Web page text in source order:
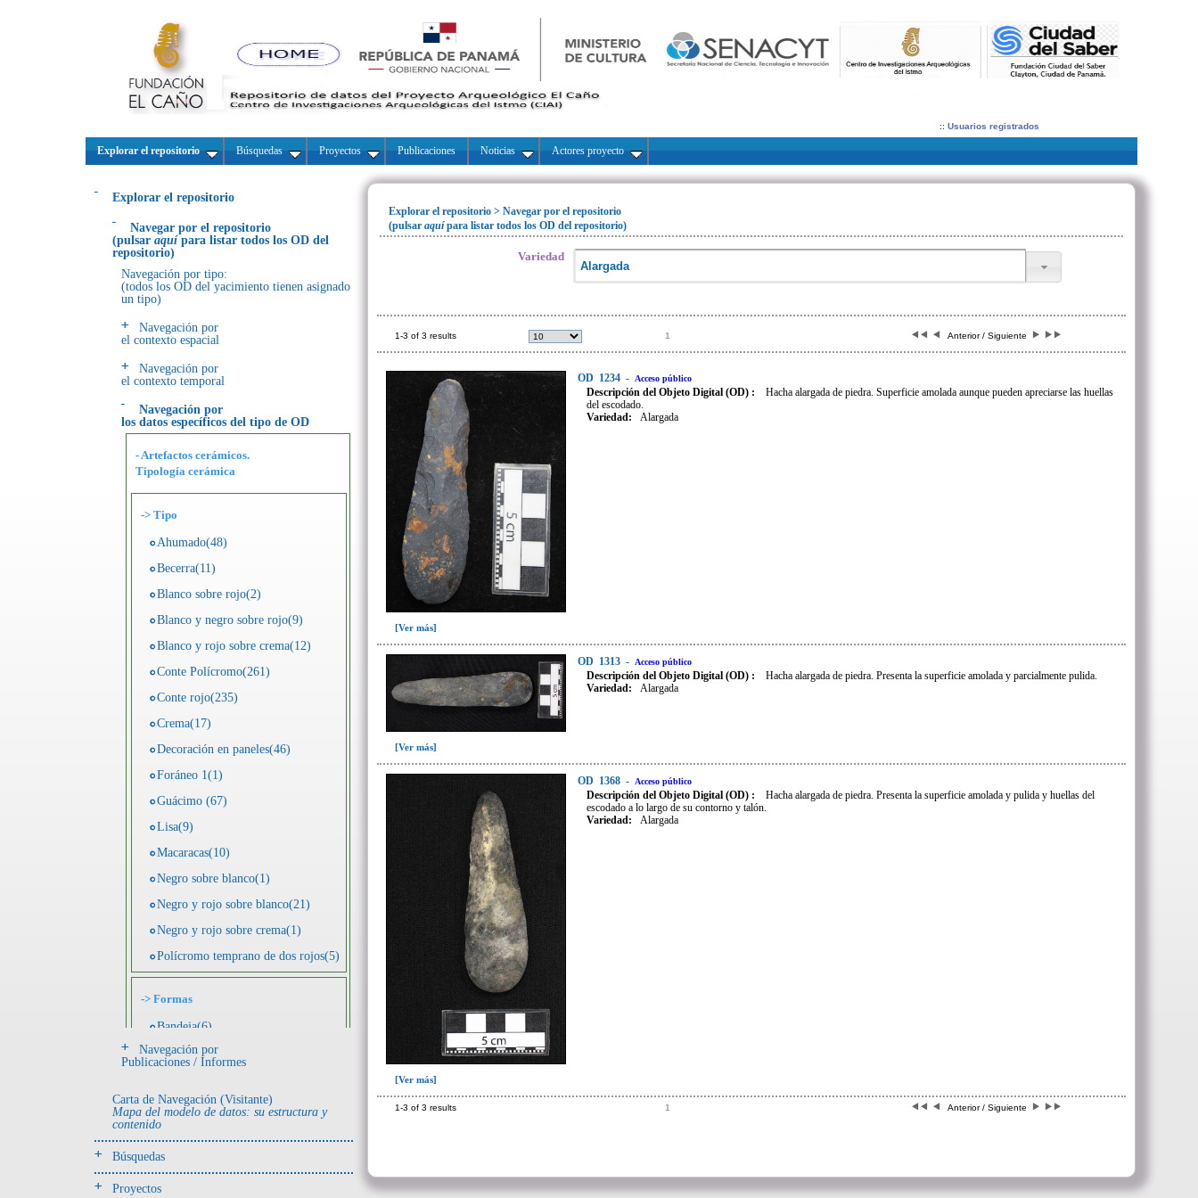
:: Usuarios registrados
Explorar el repositorio Búsquedas Proyectos Publicaciones Noticias Actores proyecto
Explorar el repositorio
Navegar por el repositorio
(pulsar aquí para listar todos los OD del
repositorio)
Navegación por tipo:
(todos los OD del yacimiento tienen asignado
un tipo)
Navegación por
el contexto espacial
Navegación por
el contexto temporal
Navegación por
los datos específicos del tipo de OD
- Artefactos cerámicos.
Tipología cerámica
-> Tipo
Ahumado(48)
Becerra(11)
Blanco sobre rojo(2)
Blanco y negro sobre rojo(9)
Blanco y rojo sobre crema(12)
Conte Polícromo(261)
Conte rojo(235)
Crema(17)
Decoración en paneles(46)
Foráneo 1(1)
Guácimo (67)
Lisa(9)
Macaracas(10)
Negro sobre blanco(1)
Negro y rojo sobre blanco(21)
Negro y rojo sobre crema(1)
Polícromo temprano de dos rojos(5)
-> Formas
Bandeja(6)
Botella(4)
Efigie antropomorfa(24)
Efigie híbrida(2)
Efigie zoomorfa(56)
Navegación por
Publicaciones / Informes
Carta de Navegación (Visitante)
Mapa del modelo de datos: su estructura y
contenido
Búsquedas
Proyectos
Explorar el repositorio > Navegar por el repositorio
(pulsar aquípara listar todos los OD del repositorio)
Variedad
1-3 of 3 results 1 Anterior / Siguiente
OD 1234 - Acceso público
Descripción del Objeto Digital (OD) :
Hacha alargada de piedra. Superficie amolada aunque pueden apreciarse las huellas
del escodado.
Variedad: Alargada
[Ver más]
OD 1313 - Acceso público
Descripción del Objeto Digital (OD) :
Hacha alargada de piedra. Presenta la superficie amolada y parcialmente pulida.
Variedad: Alargada
[Ver más]
OD 1368 - Acceso público
Descripción del Objeto Digital (OD) :
Hacha alargada de piedra. Presenta la superficie amolada y pulida y huellas del
escodado a lo largo de su contorno y talón.
Variedad: Alargada
[Ver más]
1-3 of 3 results 1 Anterior / Siguiente